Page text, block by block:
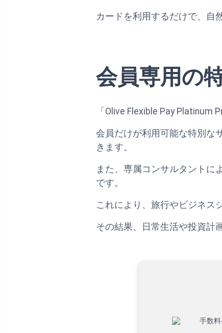
カードを利用するだけで、自
会員専用の
「Olive Flexible Pay
会員だけが利用可能な特別な
きます。
また、専属コンサルタントに
です。
これにより、旅行やビジネス
その結果、日常生活や投資計